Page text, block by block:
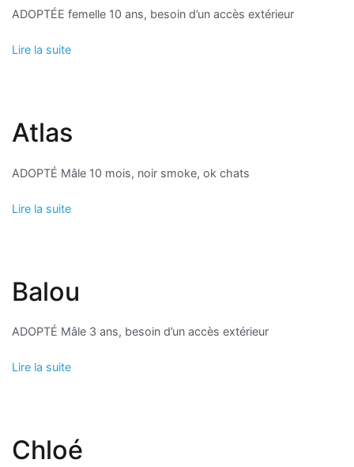
ADOPTÉE femelle 10 ans, besoin d’un accès extérieur
Lire la suite
Atlas
ADOPTÉ Mâle 10 mois, noir smoke, ok chats
Lire la suite
Balou
ADOPTÉ Mâle 3 ans, besoin d’un accès extérieur
Lire la suite
Chloé